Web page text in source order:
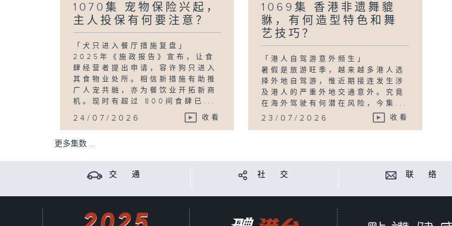
1070集 宠物保险兴起，
主人投保有何要注意？
「犬只进入餐厅措施复盘」
2025年《施政报告》宣布，让食
肆经营者提出申请，容许狗只进入
其食物业处所。相信新措施有助推
广人宠共融，亦为餐饮业开拓新商
机。现时有超过 800间食肆已...
24/07/2026 收看
1069集 香港非遗舞貔
貅，有何造型特色和舞
艺技巧？
「港人自驾游意外频生」
暑假是旅游旺季，越来越多港人选
择外地自驾游，惟近期接连发生涉
及港人的严重外地交通意外。究竟
在海外驾驶有何潜在风险，今集...
23/07/2026 收看
更多集数 ...
交 通 社 交 联 络